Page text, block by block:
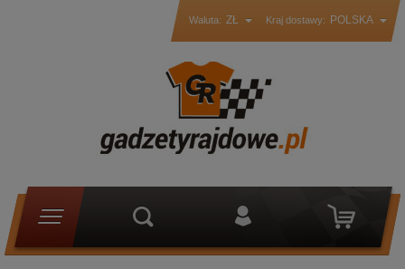
Waluta: ZŁ Kraj dostawy: POLSKA